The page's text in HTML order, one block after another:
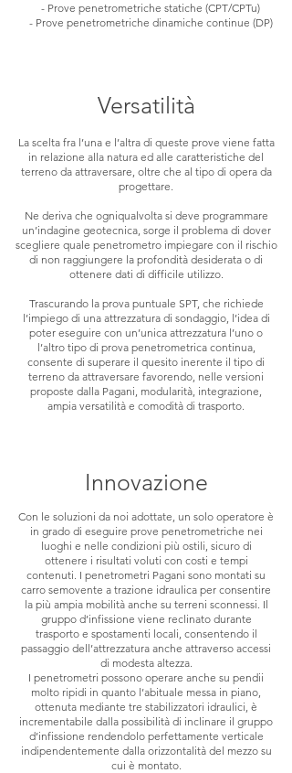
- Prove penetrometriche statiche (CPT/CPTu)
- Prove penetrometriche dinamiche continue (DP)
Versatilità
La scelta fra l’una e l’altra di queste prove viene fatta
in relazione alla natura ed alle caratteristiche del
terreno da attraversare, oltre che al tipo di opera da
progettare.
Ne deriva che ogniqualvolta si deve programmare
un’indagine geotecnica, sorge il problema di dover
scegliere quale penetrometro impiegare con il rischio
di non raggiungere la profondità desiderata o di
ottenere dati di difficile utilizzo.
Trascurando la prova puntuale SPT, che richiede
l’impiego di una attrezzatura di sondaggio, l’idea di
poter eseguire con un’unica attrezzatura l’uno o
l’altro tipo di prova penetrometrica continua,
consente di superare il quesito inerente il tipo di
terreno da attraversare favorendo, nelle versioni
proposte dalla Pagani, modularità, integrazione,
ampia versatilità e comodità di trasporto.
Innovazione
Con le soluzioni da noi adottate, un solo operatore è
in grado di eseguire prove penetrometriche nei
luoghi e nelle condizioni più ostili, sicuro di
ottenere i risultati voluti con costi e tempi
contenuti. I penetrometri Pagani sono montati su
carro semovente a trazione idraulica per consentire
la più ampia mobilità anche su terreni sconnessi. Il
gruppo d’infissione viene reclinato durante
trasporto e spostamenti locali, consentendo il
passaggio dell’attrezzatura anche attraverso accessi
di modesta altezza.
I penetrometri possono operare anche su pendii
molto ripidi in quanto l’abituale messa in piano,
ottenuta mediante tre stabilizzatori idraulici, è
incrementabile dalla possibilità di inclinare il gruppo
d’infissione rendendolo perfettamente verticale
indipendentemente dalla orizzontalità del mezzo su
cui è montato.